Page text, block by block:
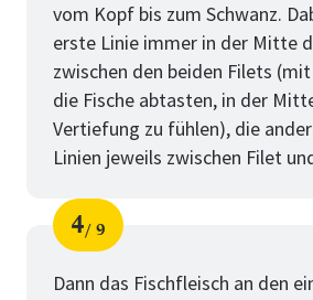
vom Kopf bis zum Schwanz.
erste Linie immer in der Mitte
zwischen den beiden Filets
die Fische abtasten, in der
Vertiefung zu fühlen), die
Linien jeweils zwischen Filet
Schritt
4
von
9
Dann das Fischfleisch an den